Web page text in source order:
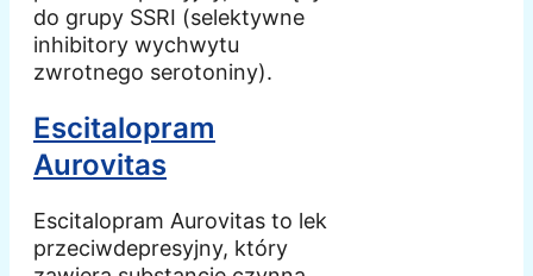
do grupy SSRI (selektywne
inhibitory wychwytu
zwrotnego serotoniny).
Escitalopram
Aurovitas
Escitalopram Aurovitas to lek
przeciwdepresyjny, który